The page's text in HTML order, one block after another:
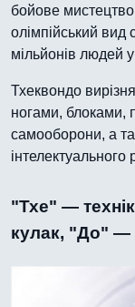
бойове
олімпійський вид
мільйонів людей у
Тхеквондо
ногами, блоками,
самооборони, а
"Тхе" —
кулак, "До" —